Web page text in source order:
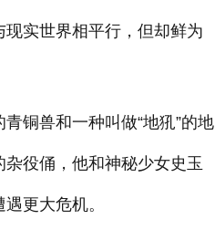
实世界相平行，但却鲜为
铜兽和一种叫做“地犼”的地
役俑，他和神秘少女史玉
更大危机。